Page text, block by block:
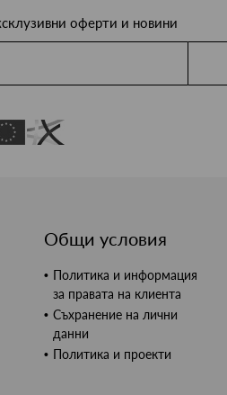
оферти и новини
Общи условия
Политика и информация
за правата на клиента
Съхранение на лични
данни
Политика и проекти